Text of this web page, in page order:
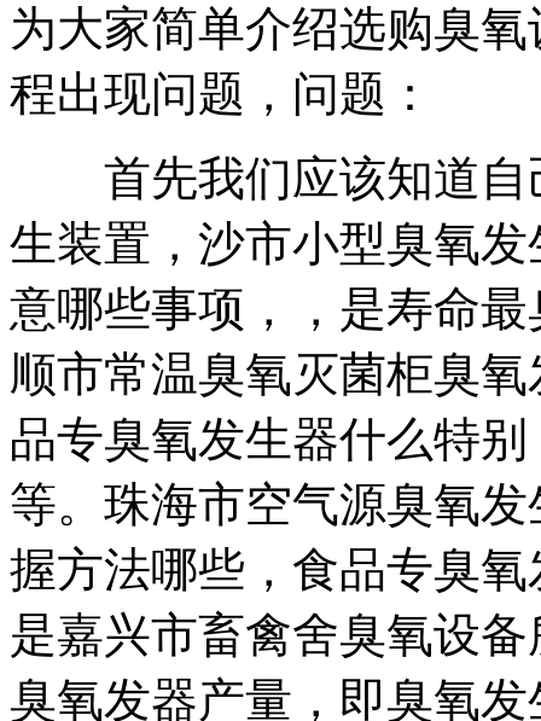
为大家简单介绍选购臭
程出现问题， 问题：
首先我们应该知道自
生装置， 沙市小型臭氧发
意哪些事项，
，是寿命最
顺市常温臭氧灭菌柜臭氧
品专臭氧发生器什么特别
等。 珠海市空气源臭氧发
握方法哪些， 食品专臭
是嘉兴市畜禽舍臭氧设备
臭氧发器产量，即臭氧